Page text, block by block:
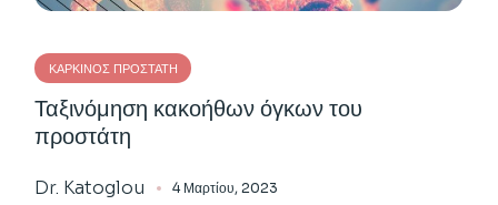
ΚΑΡΚΊΝΟΣ ΠΡΟΣΤΆΤΗ
Ταξινόμηση κακοήθων όγκων του
προστάτη
Dr. Katoglou 4 Μαρτίου, 2023